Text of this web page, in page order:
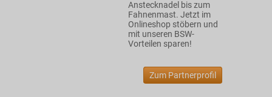
Anstecknadel bis zum
Fahnenmast. Jetzt im
Onlineshop stöbern und
mit unseren BSW-
Vorteilen sparen!
Zum Partnerprofil